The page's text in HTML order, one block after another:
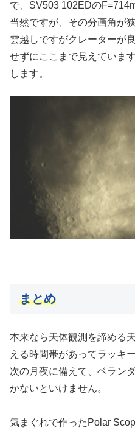
で、SV503 102EDの
当然ですが、その分画角が
雲越しですがクレーターが
せずにここまで見えていま
します。
まとめ
本来なら天体観測を諦める
える時間帯があってラッキ
次の月夜に備えて、ベラン
かないといけません。
気まぐれで作ったPolar